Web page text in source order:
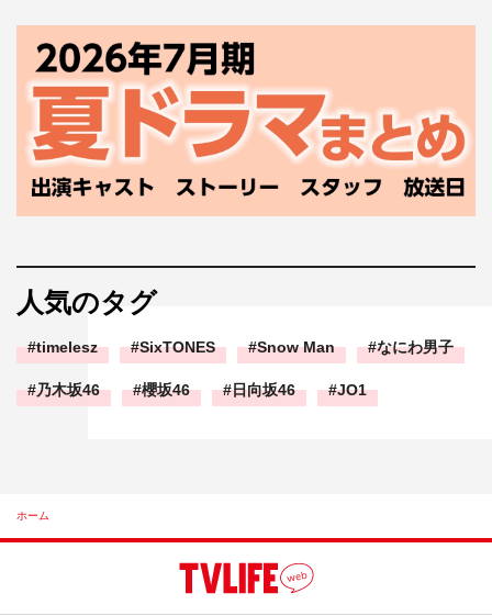
人気のタグ
timelesz SixTONES Snow Man なにわ男子
乃木坂46 櫻坂46 日向坂46 JO1
ホーム